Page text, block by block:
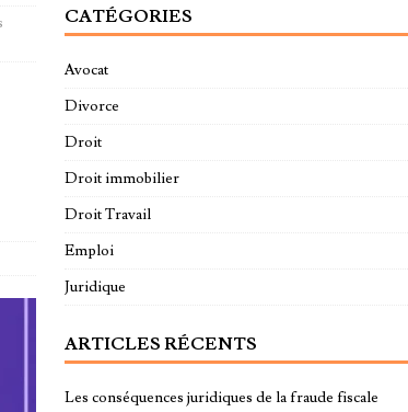
CATÉGORIES
Avocat
Divorce
Droit
Droit immobilier
Droit Travail
Emploi
Juridique
ARTICLES RÉCENTS
Les conséquences juridiques de la fraude fiscale